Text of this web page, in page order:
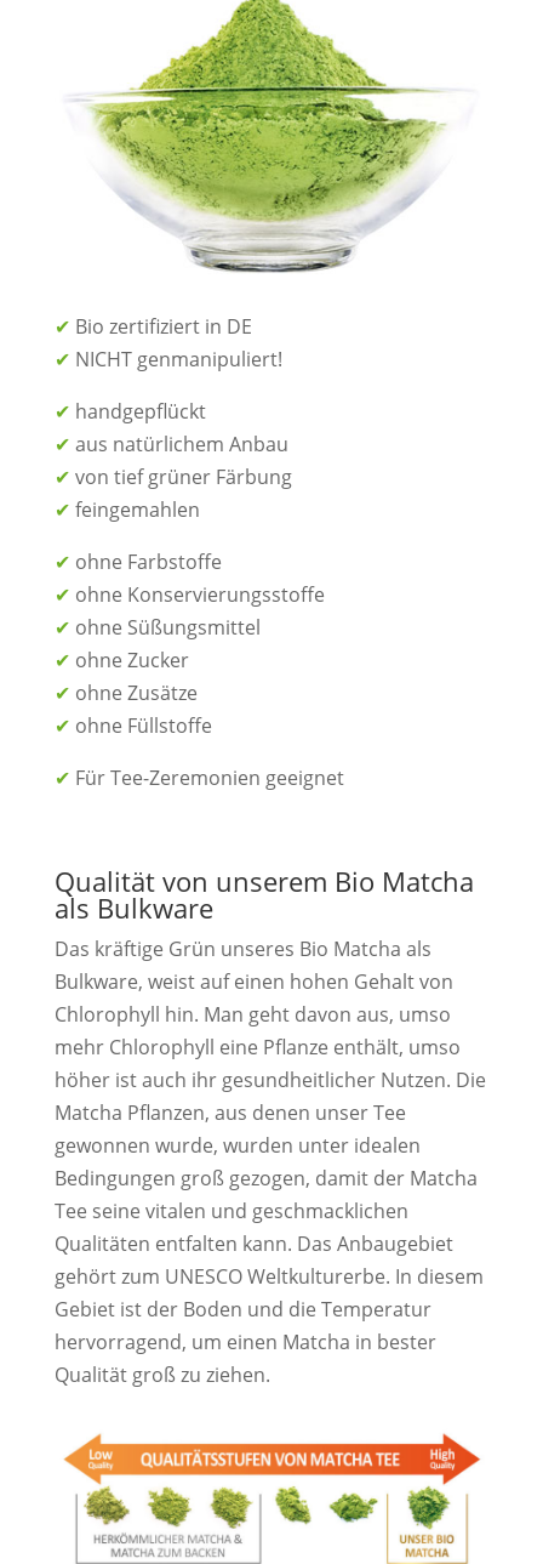
✔ Bio zertifiziert in DE
✔ NICHT genmanipuliert!
✔ handgepflückt
✔ aus natürlichem Anbau
✔ von tief grüner Färbung
✔ feingemahlen
✔ ohne Farbstoffe
✔ ohne Konservierungsstoffe
✔ ohne Süßungsmittel
✔ ohne Zucker
✔ ohne Zusätze
✔ ohne Füllstoffe
✔ Für Tee-Zeremonien geeignet
Qualität von unserem Bio Matcha
als Bulkware
Das kräftige Grün unseres Bio Matcha als
Bulkware, weist auf einen hohen Gehalt von
Chlorophyll hin. Man geht davon aus, umso
mehr Chlorophyll eine Pflanze enthält, umso
höher ist auch ihr gesundheitlicher Nutzen. Die
Matcha Pflanzen, aus denen unser Tee
gewonnen wurde, wurden unter idealen
Bedingungen groß gezogen, damit der Matcha
Tee seine vitalen und geschmacklichen
Qualitäten entfalten kann. Das Anbaugebiet
gehört zum UNESCO Weltkulturerbe. In diesem
Gebiet ist der Boden und die Temperatur
hervorragend, um einen Matcha in bester
Qualität groß zu ziehen.